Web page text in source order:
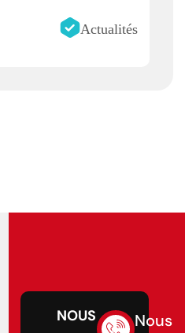
Actualités
NOUS
Nous